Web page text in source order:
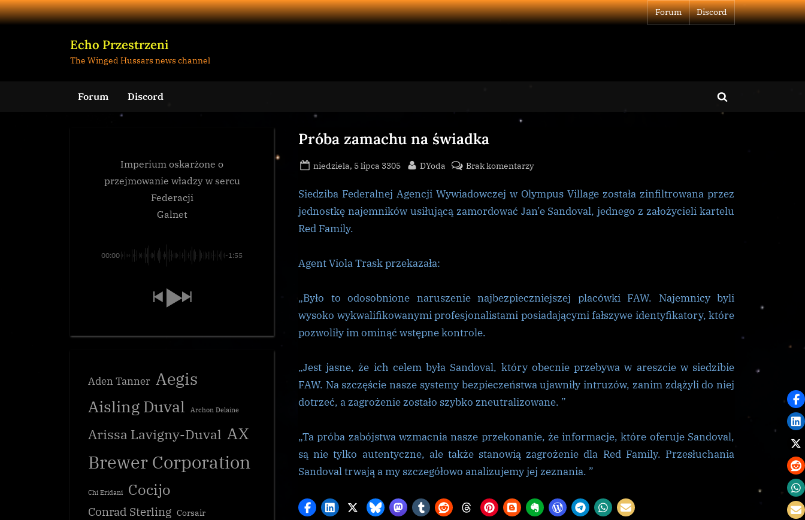
Skip
to
Forum Discord
Echo Przestrzeni
The Winged Hussars news channel
Forum Discord
Toggle
Próba zamachu na świadka
Posted
niedziela, 5 lipca 3305 By
DYoda Brak komentarzydo
zamachu
na
Siedziba Federalnej Agencji Wywiadowczej w Olympus Village została zinfiltrowana przez
jednostkę najemników usiłującą zamordować Jan’e Sandoval, jednego z założycieli kartelu
Red Family.
Agent Viola Trask przekazała:
„Było to odosobnione naruszenie najbezpieczniejszej placówki FAW. Najemnicy byli
wysoko wykwalifikowanymi profesjonalistami posiadającymi fałszywe identyfikatory, które
pozwoliły im ominąć wstępne kontrole.
„Jest jasne, że ich celem była Sandoval, który obecnie przebywa w areszcie w siedzibie
FAW. Na szczęście nasze systemy bezpieczeństwa ujawniły intruzów, zanim zdążyli do niej
dotrzeć, a zagrożenie zostało szybko zneutralizowane. ”
„Ta próba zabójstwa wzmacnia nasze przekonanie, że informacje, które oferuje Sandoval,
są nie tylko autentyczne, ale także stanowią zagrożenie dla Red Family. Przesłuchania
Sandoval trwają a my szczegółowo analizujemy jej zeznania. ”
Imperium oskarżone o
przejmowanie władzy w sercu
Federacji
Galnet
00:00 -1:55
Aden Tanner Aegis
Aisling Duval Archon Delaine
Arissa Lavigny-Duval AX
Brewer Corporation
Chi Eridani Cocijo
Conrad Sterling Corsair